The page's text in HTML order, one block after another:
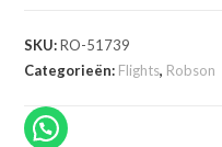
SKU:RO-51739
Categorieën: Flights, Robson